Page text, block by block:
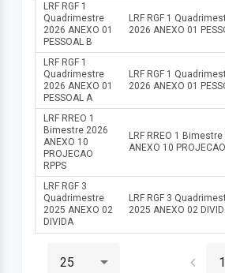
LRF RGF 1
Quadrimestre
2026 ANEXO 01
PESSOAL B
LRF RGF 1
2026 ANEXO 01
LRF RGF 1
Quadrimestre
2026 ANEXO 01
PESSOAL A
LRF RGF 1
2026 ANEXO 01
LRF RREO 1
Bimestre 2026
ANEXO 10
PROJECAO
RPPS
LRF RREO 1
ANEXO 10
LRF RGF 3
Quadrimestre
2025 ANEXO 02
DIVIDA
LRF RGF 3
2025 ANEXO 02